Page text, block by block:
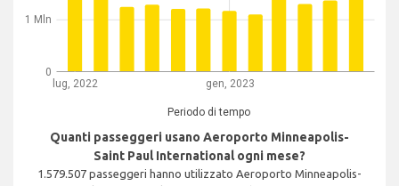
lug, 2022 gen, 2023
Periodo di tempo
0
1 Mln
Quanti passeggeri usano Aeroporto Minneapolis-
Saint Paul International ogni mese?
1.579.507 passeggeri hanno utilizzato Aeroporto Minneapolis-